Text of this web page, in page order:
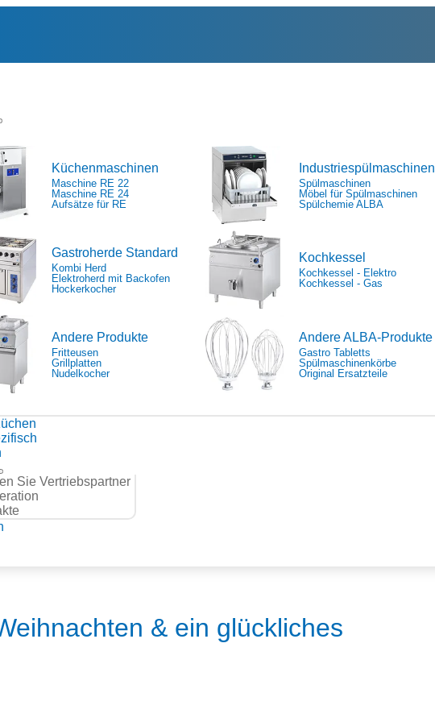
Küchenmaschinen
Maschine RE 22
Maschine RE 24
Aufsätze für RE
Industriespülmaschinen
Spülmaschinen
Möbel für Spülmaschinen
Spülchemie ALBA
Gastroherde Standard
Kombi Herd
Elektroherd mit Backofen
Hockerkocher
Kochkessel
Kochkessel - Elektro
Kochkessel - Gas
Andere Produkte
Fritteusen
Grillplatten
Nudelkocher
Andere ALBA-Produkte
Gastro Tabletts
Spülmaschinenkörbe
Original Ersatzteile
Sie Vertriebspartner
& ein glückliches